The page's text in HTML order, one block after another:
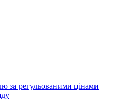
за регульованими цінами